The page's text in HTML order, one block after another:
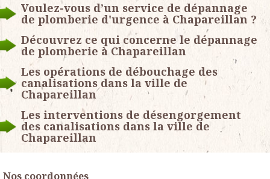
Voulez-vous d’un service de dépannage
de plomberie d'urgence à Chapareillan ?
Découvrez ce qui concerne le dépannage
de plomberie à Chapareillan
Les opérations de débouchage des
canalisations dans la ville de
Chapareillan
Les interventions de désengorgement
des canalisations dans la ville de
Chapareillan
Nos coordonnées